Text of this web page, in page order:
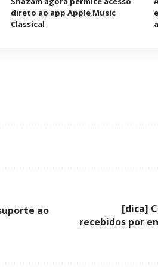
direto ao app Apple Music
Classical
ao
[dica]
recebidos por